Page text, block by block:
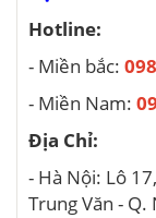
Hotline:
- Miền bắc:
- Miền Nam:
Địa Chỉ:
- Hà Nội: Lô
Trung Văn -